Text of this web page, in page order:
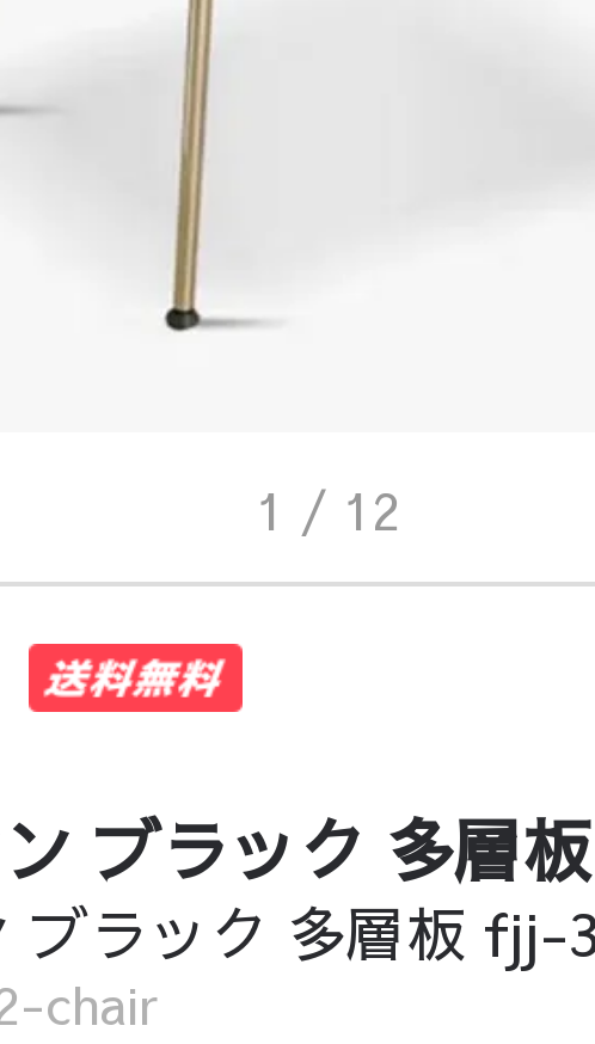
1 / 12
ブラック 多層
ブラック 多層板
chair